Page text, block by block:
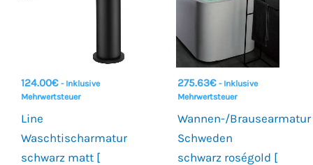
124.00€ - Inklusive
Mehrwertsteuer
Line
Waschtischarmatur
schwarz matt [
275.63€ - Inklusive
Mehrwertsteuer
Wannen-/Brausearmatur
Schweden
schwarz roségold [